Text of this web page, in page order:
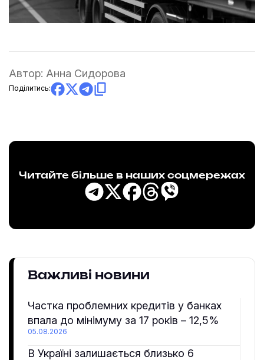
Автор: Анна Сидорова
Поділитись:
Читайте більше в наших соцмережах
Важливі новини
Частка проблемних кредитів у банках
впала до мінімуму за 17 років – 12,5%
05.08.2026
В Україні залишається близько 6